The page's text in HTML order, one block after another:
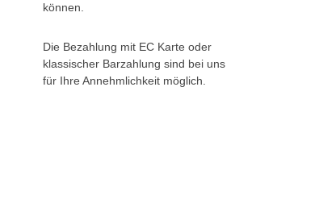
können.
Die Bezahlung mit EC Karte oder
klassischer Barzahlung sind bei uns
für Ihre Annehmlichkeit möglich.